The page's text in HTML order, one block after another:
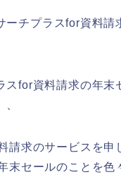
ーチプラスfor資料請
for資料請求の年末
求のサービスを申
末セールのことを色